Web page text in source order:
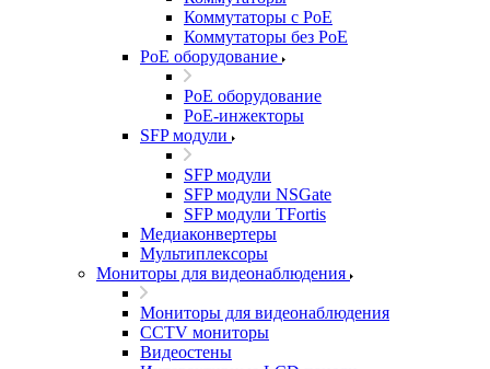
Коммутаторы с PoE
Коммутаторы без PoE
PoE оборудование
PoE оборудование
PoE-инжекторы
SFP модули
SFP модули
SFP модули NSGate
SFP модули TFortis
Медиаконвертеры
Мультиплексоры
Мониторы для видеонаблюдения
Мониторы для видеонаблюдения
CCTV мониторы
Видеостены